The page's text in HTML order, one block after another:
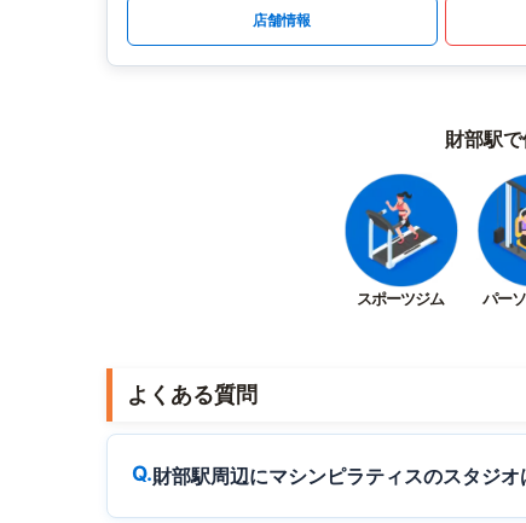
店舗情報
財部駅
スポーツジム パー
よくある質問
財部駅周辺にマシンピラティスのスタジオ